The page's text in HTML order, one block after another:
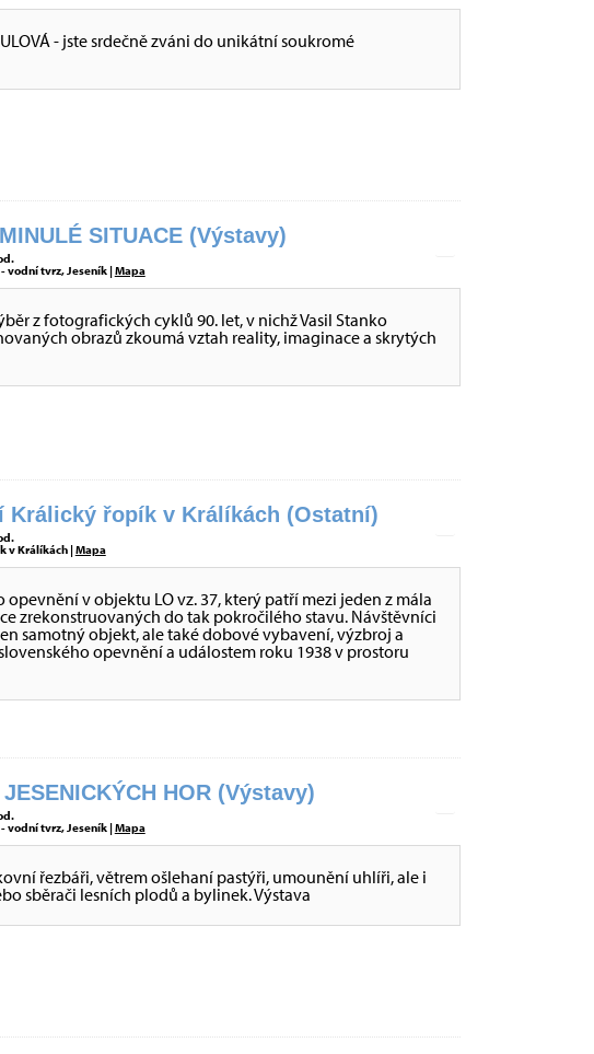
- jste srdečně zváni do unikátní soukromé
SITUACE (Výstavy)
vodní tvrz, Jeseník |Mapa
z fotografických cyklů 90. let, v nichž Vasil Stanko
obrazů zkoumá vztah reality, imaginace a skrytých
Králický řopík v Králíkách (Ostatní)
v Králíkách |Mapa
v objektu LO vz. 37, který patří mezi jeden z mála
zrekonstruovaných do tak pokročilého stavu. Návštěvníci
samotný objekt, ale také dobové vybavení, výzbroj a
opevnění a událostem roku 1938 v prostoru
HOR (Výstavy)
vodní tvrz, Jeseník |Mapa
řezbáři, větrem ošlehaní pastýři, umounění uhlíři, ale i
sběrači lesních plodů a bylinek. Výstava